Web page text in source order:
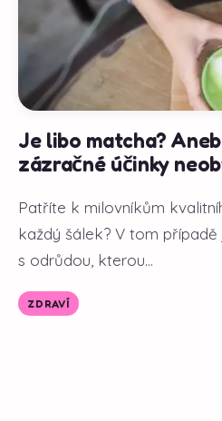
Je libo matcha?
zázračné účinky
Patříte k milovníkům
každý šálek? V tom
s odrůdou, kterou...
ZDRAVÍ